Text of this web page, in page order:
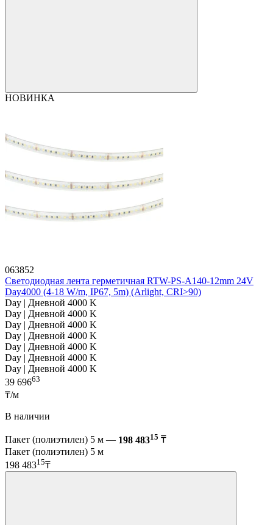
НОВИНКА
063852
Светодиодная лента герметичная RTW-PS-A140-12mm 24V
Day4000 (4-18 W/m, IP67, 5m) (Arlight, CRI>90)
Day | Дневной 4000 K
Day | Дневной 4000 K
Day | Дневной 4000 K
Day | Дневной 4000 K
Day | Дневной 4000 K
Day | Дневной 4000 K
Day | Дневной 4000 K
39 69663
₸/м
В наличии
Пакет (полиэтилен) 5 м — 198 48315 ₸
Пакет (полиэтилен) 5 м
198 48315₸